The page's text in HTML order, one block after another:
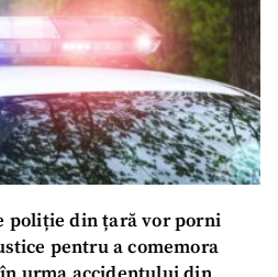
poliție din țară vor porni
pentru a comemora